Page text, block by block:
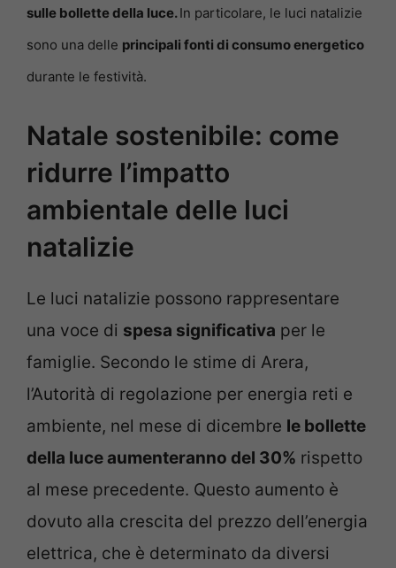
sulle bollette della luce.In particolare, le luci natalizie
sono una delle principali fonti di consumo energetico
durante le festività.
Natale sostenibile: come
ridurre l’impatto
ambientale delle luci
natalizie
Le luci natalizie possono rappresentare
una voce di spesa significativa per le
famiglie. Secondo le stime di Arera,
l’Autorità di regolazione per energia reti e
ambiente, nel mese di dicembre le bollette
della luce aumenteranno del 30% rispetto
al mese precedente. Questo aumento è
dovuto alla crescita del prezzo dell’energia
elettrica, che è determinato da diversi